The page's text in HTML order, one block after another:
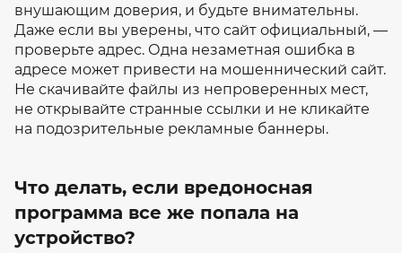
внушающим доверия, и будьте внимательны.
Даже если вы уверены, что сайт официальный, —
проверьте адрес. Одна незаметная ошибка в
адресе может привести на мошеннический сайт.
Не скачивайте файлы из непроверенных мест,
не открывайте странные ссылки и не кликайте
на подозрительные рекламные баннеры.
Что делать, если вредоносная
программа все же попала на
устройство?